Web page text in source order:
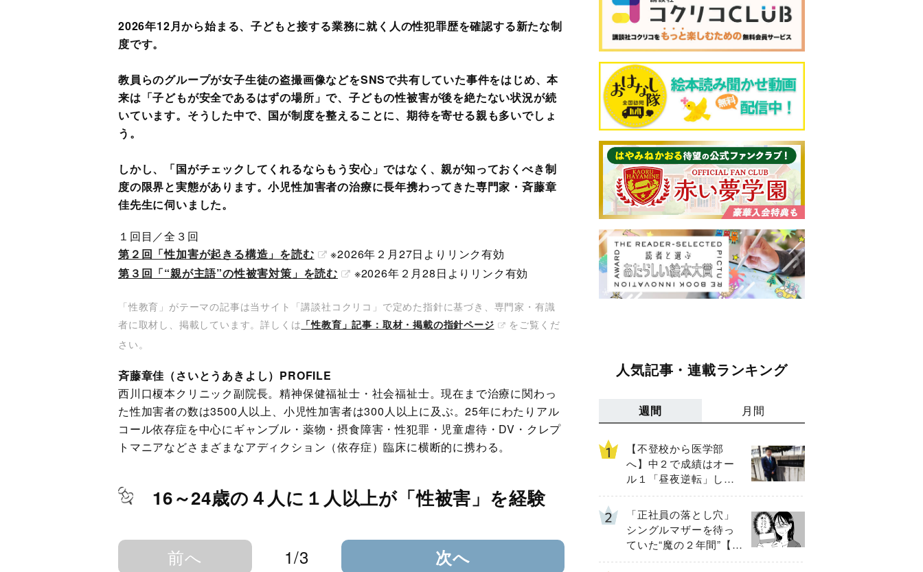
2026年12月から始まる、子どもと接する業務に就く人の性犯罪歴を確認する新たな制
度です。
教員らのグループが女子生徒の盗撮画像などをSNSで共有していた事件をはじめ、本
来は「子どもが安全であるはずの場所」で、子どもの性被害が後を絶たない状況が続
いています。そうした中で、国が制度を整えることに、期待を寄せる親も多いでしょ
う。
しかし、「国がチェックしてくれるならもう安心」ではなく、親が知っておくべき制
度の限界と実態があります。小児性加害者の治療に長年携わってきた専門家・斉藤章
佳先生に伺いました。
１回目／全３回
第２回「性加害が起きる構造」を読む
※2026年２月27日よりリンク有効
第３回「“親が主語”の性被害対策」を読む
※2026年２月28日よりリンク有効
「性教育」がテーマの記事は当サイト「講談社コクリコ」で定めた指針に基づき、専門家・有識
者に取材し、掲載しています。詳しくは 「性教育」記事：取材・掲載の指針ページ
をご覧くだ
さい。
斉藤章佳（さいとうあきよし）PROFILE
西川口榎本クリニック副院長。精神保健福祉士・社会福祉士。現在まで治療に関わっ
た性加害者の数は3500人以上、小児性加害者は300人以上に及ぶ。25年にわたりアル
コール依存症を中心にギャンブル・薬物・摂食障害・性犯罪・児童虐待・DV・クレプ
トマニアなどさまざまなアディクション（依存症）臨床に横断的に携わる。
16～24歳の４人に１人以上が「性被害」を経験
前へ 1/3 次へ
人気記事・連載ランキング
週間 月間
【不登校から医学部
へ】中２で成績はオー
ル１「昼夜逆転」した
わが子を”夜遊び”に連れ
出した母の気づき
「正社員の落とし穴」
シングルマザーを待っ
ていた“魔の２年間”【後
編】